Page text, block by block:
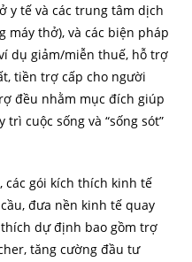
y tế và các trung tâm dịch
máy thở), và các biện pháp
dụ giảm/miễn thuế, hỗ trợ
tiền trợ cấp cho người
đều nhằm mục đích giúp
cuộc sống và “sống sót”
các gói kích thích kinh tế
đưa nền kinh tế quay
dự định bao gồm trợ
tăng cường đầu tư